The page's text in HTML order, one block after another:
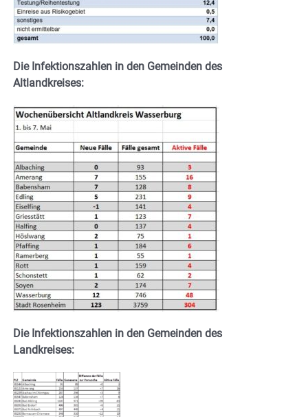
Die Infektionszahlen in den Gemeinden des
Altlandkreises:
Die Infektionszahlen in den Gemeinden des
Landkreises: